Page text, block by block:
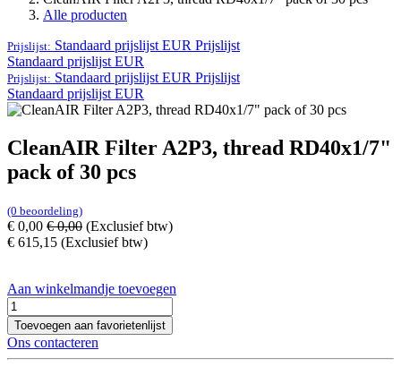
Alle producten
Prijslijst: Standaard prijslijst EUR Prijslijst
Standaard prijslijst EUR
Prijslijst: Standaard prijslijst EUR Prijslijst
Standaard prijslijst EUR
CleanAIR Filter A2P3, thread RD40x1/7"
pack of 30 pcs
(0 beoordeling)
€ 0,00 €0,00 (Exclusief btw)
€ 615,15 (Exclusief btw)
Aan winkelmandje toevoegen
Toevoegen aan favorietenlijst
Ons contacteren